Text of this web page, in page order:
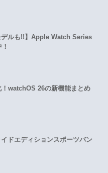
デルも!!】Apple Watch Series
watchOS 26の新機能まとめ
ドエディションスポーツバン